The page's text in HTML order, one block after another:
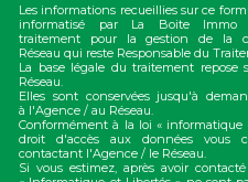
Les informations recueillies sur ce
informatisé par La Boite Immo
traitement pour la gestion de la
Réseau qui reste Responsable du
La base légale du traitement
Réseau.
Elles sont conservées jusqu'à
à l'Agence / au Réseau.
Conformément à la loi « informatique
droit d'accès aux données vous
contactant l'Agence / le Réseau.
Si vous estimez, après avoir